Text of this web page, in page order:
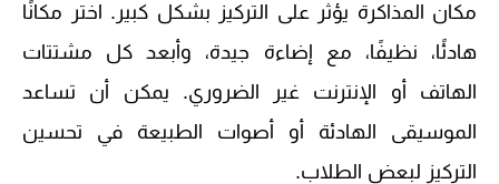
مكان المذاكرة يؤثر على التركيز بشكل كبير. اختر مكانًا
هادئًا، نظيفًا، مع إضاءة جيدة، وأبعد كل مشتتات
الهاتف أو الإنترنت غير الضروري. يمكن أن تساعد
الموسيقى الهادئة أو أصوات الطبيعة في تحسين
التركيز لبعض الطلاب.